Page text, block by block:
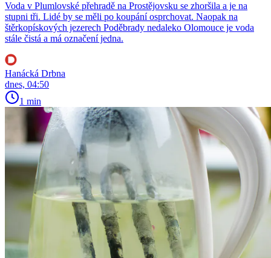
Voda v Plumlovské přehradě na Prostějovsku se zhoršila a je na
stupni tři. Lidé by se měli po koupání osprchovat. Naopak na
štěrkopískových jezerech Poděbrady nedaleko Olomouce je voda
stále čistá a má označení jedna.
Hanácká Drbna
dnes, 04:50
1 min